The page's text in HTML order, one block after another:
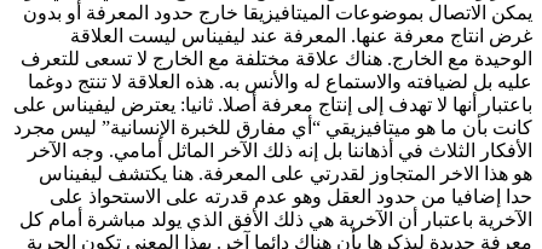
يمكن الاتصال بموضوعات الميتافيزيقا خارج حدود المعرفة أو بدون
غرض انتاج معرفة عنها. المعرفة عند ليفيناس ليست العلاقة
الوحيدة مع الخارج. هناك علاقة مختلفة مع الخارج لا تسعى للتعرف
عليه بل لضيافته والاستماع له والأنس به. هذه العلاقة لا تنتج دوغما
باعتبار أنها لا تهدف إلى إنتاج معرفة أصلا. ثانيا: يعترض ليفيناس على
كانت بأن ما هو ميتافيزيقي “أي مفارق للخبرة الإنسانية” ليس مجرد
الأفكار الثلاث في أذهاننا بل إنه ذلك الآخر الماثل أمامي. وجه الآخر
هو هذا الاخر المتجاوز لقدرتي على المعرفة. هنا يكتشف ليفيناس
حدا إضافيا من حدود العقل وهو عدم قدرته على الاستحواذ على
الآخرية باعتبار أن الآخرية هي ذلك الأفق الذي يولد مباشرة أمام كل
معرفة جديدة ليذكرها بأن هناك دائما آخر. بهذا المعنى تكون الحرية